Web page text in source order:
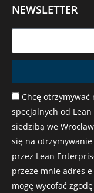
NEWSLETTER
Chcę
specjalnych od
siedzibą we
się na
przez Lean
przeze mnie adres
mogę wycofać